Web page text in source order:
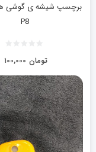
برچسپ شیشه ی گوشی
P8
۱۰۰,۰۰۰ تومان